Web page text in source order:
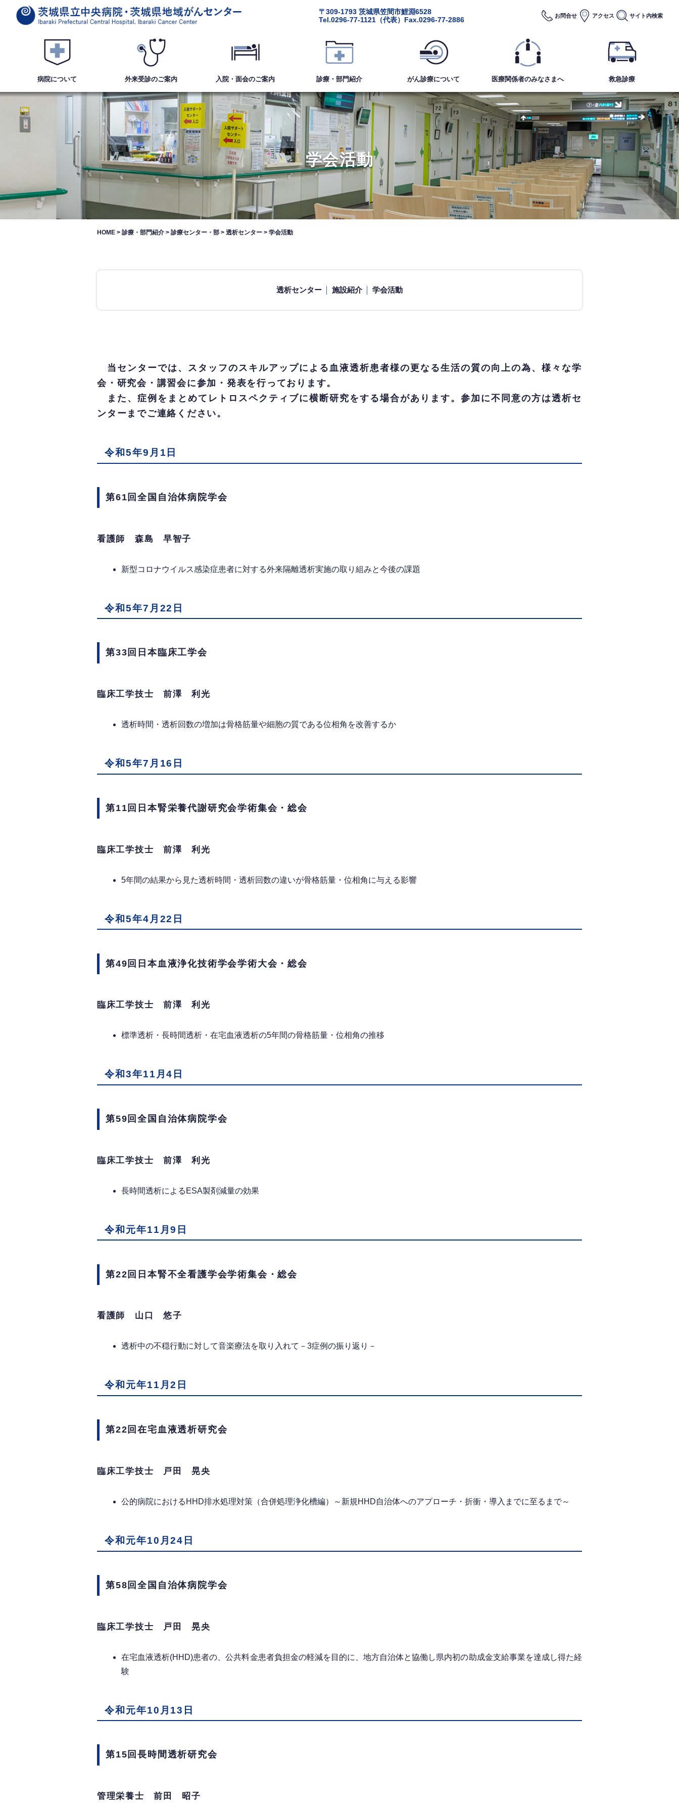
〒309-1793 茨城県笠間市鯉淵6528
Tel.0296-77-1121（代表） Fax.0296-77-2886 お問合せ アクセス サイト内検索
病院について 外来受診のご案内 入院・面会のご案内 診療・部門紹介 がん診療について 医療関係者のみなさまへ 救急診療
学会活動
HOME > 診療・部門紹介 > 診療センター・部 > 透析センター > 学会活動
透析センター 施設紹介 学会活動
当センターでは、スタッフのスキルアップによる血液透析患者様の更なる生活の質の向上の為、様々な学
会・研究会・講習会に参加・発表を行っております。
また、症例をまとめてレトロスペクティブに横断研究をする場合があります。参加に不同意の方は透析セ
ンターまでご連絡ください。
令和5年9月1日
第61回全国自治体病院学会
看護師 森島 早智子
新型コロナウイルス感染症患者に対する外来隔離透析実施の取り組みと今後の課題
令和5年7月22日
第33回日本臨床工学会
臨床工学技士 前澤 利光
透析時間・透析回数の増加は骨格筋量や細胞の質である位相角を改善するか
令和5年7月16日
第11回日本腎栄養代謝研究会学術集会・総会
臨床工学技士 前澤 利光
5年間の結果から見た透析時間・透析回数の違いが骨格筋量・位相角に与える影響
令和5年4月22日
第49回日本血液浄化技術学会学術大会・総会
臨床工学技士 前澤 利光
標準透析・長時間透析・在宅血液透析の5年間の骨格筋量・位相角の推移
令和3年11月4日
第59回全国自治体病院学会
臨床工学技士 前澤 利光
長時間透析によるESA製剤減量の効果
令和元年11月9日
第22回日本腎不全看護学会学術集会・総会
看護師 山口 悠子
透析中の不穏行動に対して音楽療法を取り入れて－3症例の振り返り－
令和元年11月2日
第22回在宅血液透析研究会
臨床工学技士 戸田 晃央
公的病院におけるHHD排水処理対策（合併処理浄化槽編）～新規HHD自治体へのアプローチ・折衝・導入までに至るまで～
令和元年10月24日
第58回全国自治体病院学会
臨床工学技士 戸田 晃央
在宅血液透析(HHD)患者の、公共料金患者負担金の軽減を目的に、地方自治体と協働し県内初の助成金支給事業を達成し得た経
験
令和元年10月13日
第15回長時間透析研究会
管理栄養士 前田 昭子